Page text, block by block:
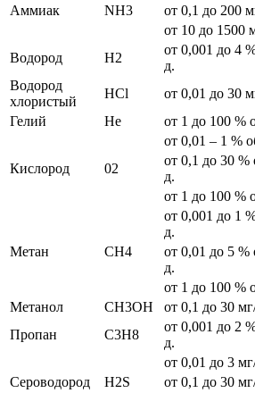
Аммиак NH3
от 0,1 до 200
от 10 до 1500
Водород
H2
от 0,001 до 4
д.
Водород
хлористый
HCl от 0,01 до 30
Гелий
He от 1 до 100 %
Кислород 02
от 0,01 – 1 %
от 0,1 до 30 %
д.
от 1 до 100 %
Метан CH4
от 0,001 до 1
д.
от 0,01 до 5 %
д.
от 1 до 100 %
Метанол
CH3OH от 0,1 до 30
Пропан
C3H8
от 0,001 до 2
д.
Сероводород H2S
от 0,01 до 3
от 0,1 до 30